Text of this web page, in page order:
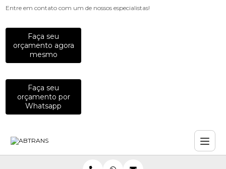
Entre em contato com um de nossos especialistas!
Faça seu
orçamento agora
mesmo
Faça seu
orçamento por
Whatsapp